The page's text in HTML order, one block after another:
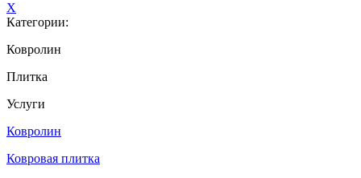
X
Категории:
Ковролин
Плитка
Услуги
Ковролин
Ковровая плитка